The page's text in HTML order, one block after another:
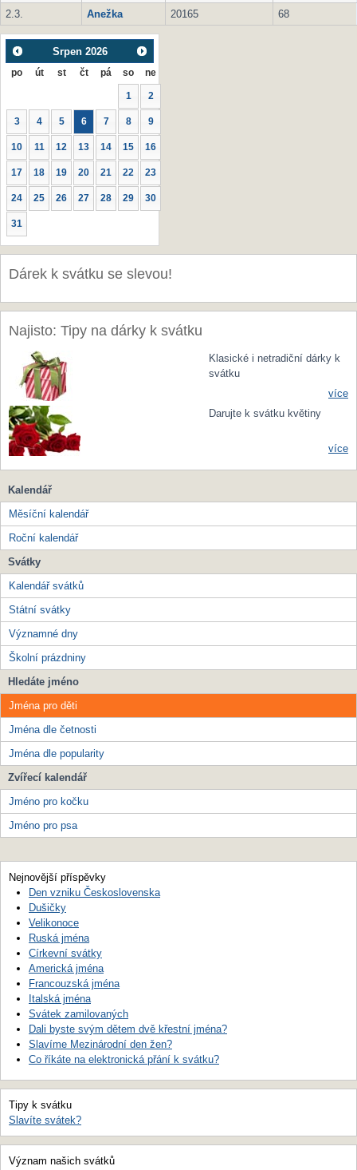
2.3.
Anežka 20165 68
Srpen 2026
po út st čt pá so ne
1 2
3 4 5 6 7 8 9
10 11 12 13 14 15 16
17 18 19 20 21 22 23
24 25 26 27 28 29 30
31
Dárek k svátku se slevou!
Najisto: Tipy na dárky k svátku
Klasické i netradiční dárky k
svátku
více
Darujte k svátku květiny
více
Kalendář
Měsíční kalendář
Roční kalendář
Svátky
Kalendář svátků
Státní svátky
Významné dny
Školní prázdniny
Hledáte jméno
Jména pro děti
Jména dle četnosti
Jména dle popularity
Zvířecí kalendář
Jméno pro kočku
Jméno pro psa
Nejnovější příspěvky
Den vzniku Československa
Dušičky
Velikonoce
Ruská jména
Církevní svátky
Americká jména
Francouzská jména
Italská jména
Svátek zamilovaných
Dali byste svým dětem dvě křestní jména?
Slavíme Mezinárodní den žen?
Co říkáte na elektronická přání k svátku?
Tipy k svátku
Slavíte svátek?
Význam našich svátků